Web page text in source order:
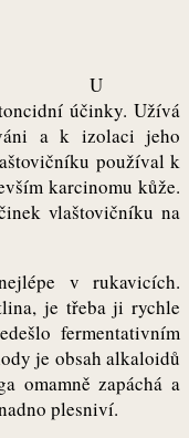
U
účinky. Užívá
a k izolaci jeho
používal k
karcinomu kůže.
vlaštovičníku na
v rukavicích.
je třeba ji rychle
fermentativním
je obsah alkaloidů
omamně zapáchá a
plesniví.